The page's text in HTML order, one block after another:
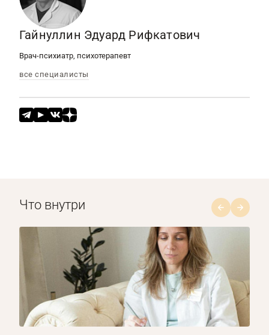
Гайнуллин Эдуард Рифкатович
Врач-психиатр, психотерапевт
все специалисты
Что внутри
1/8